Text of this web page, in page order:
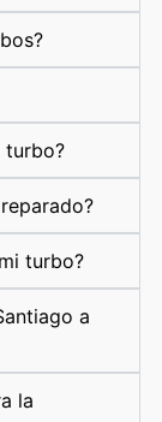
turbo?
turbo?
a
la